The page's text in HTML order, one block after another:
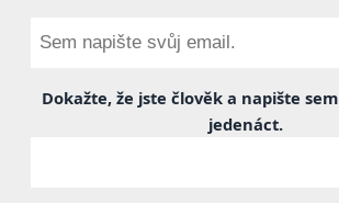
Dokažte, že jste člověk a napište sem
jedenáct.